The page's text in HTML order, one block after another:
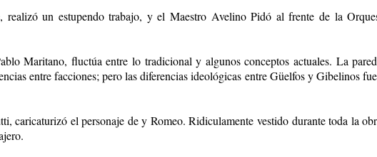
realizó un estupendo trabajo, y el Maestro Avelino Pidó al frente de la
Maritano, fluctúa entre lo tradicional y algunos conceptos actuales. La
entre facciones; pero las diferencias ideológicas entre Güelfos y Gibelinos
caricaturizó el personaje de y Romeo. Ridiculamente vestido durante toda la